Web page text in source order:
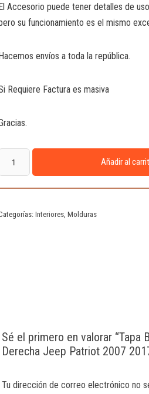
Accesorio puede tener detalles de
su funcionamiento es el mismo
envíos a toda la república.
Requiere Factura es masiva
Añadir al
Interiores, Molduras
Sé el primero en valorar “Tapa
Derecha Jeep Patriot 2007
Tu dirección de correo electrónico no